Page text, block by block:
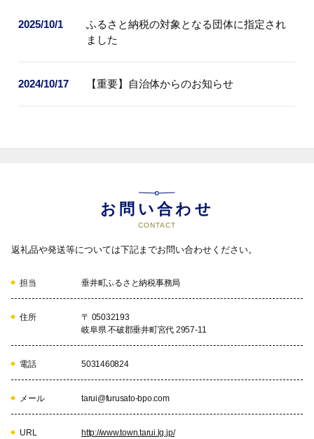
2025/10/1
ふるさと納税の対象となる団体に指定され
ました
2024/10/17 【重要】自治体からのお知らせ
お問い合わせ
CONTACT
返礼品や発送等については下記までお問い合わせください。
担当 垂井町ふるさと納税事務局
住所
〒 05032193
岐阜県 不破郡垂井町宮代 2957-11
電話 5031460824
メール tarui@furusato-bpo.com
URL http://www.town.tarui.lg.jp/